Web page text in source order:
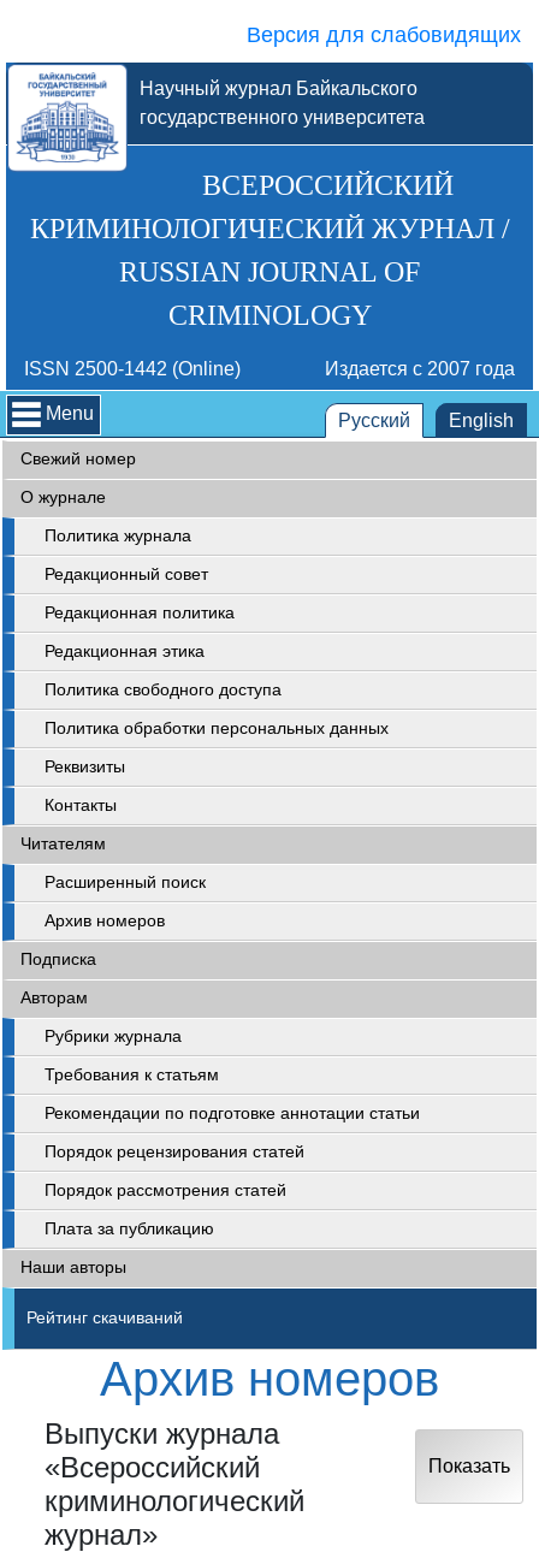
Версия для слабовидящих
Научный журнал Байкальского
государственного университета
ВСЕРОССИЙСКИЙ
КРИМИНОЛОГИЧЕСКИЙ ЖУРНАЛ /
RUSSIAN JOURNAL OF
CRIMINOLOGY
ISSN 2500-1442 (Online) Издается с 2007 года
Menu Русский English
Свежий номер
О журнале
Политика журнала
Редакционный совет
Редакционная политика
Редакционная этика
Политика свободного доступа
Политика обработки персональных данных
Реквизиты
Контакты
Читателям
Расширенный поиск
Архив номеров
Подписка
Авторам
Рубрики журнала
Требования к статьям
Рекомендации по подготовке аннотации статьи
Порядок рецензирования статей
Порядок рассмотрения статей
Плата за публикацию
Наши авторы
Рейтинг скачиваний
Архив номеров
Выпуски журнала
«Всероссийский
криминологический
журнал»
Показать